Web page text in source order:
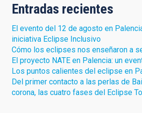
Entradas recientes
El evento del 12 de agosto en
iniciativa Eclipse Inclusivo
Cómo los eclipses nos enseñaron a
El proyecto NATE en Palencia: un
Los puntos calientes del eclipse en
Del primer contacto a las perlas de
corona, las cuatro fases del Eclipse